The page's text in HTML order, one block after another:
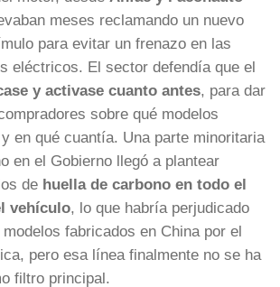
meses reclamando un nuevo
para evitar un frenazo en las
eléctricos. El sector defendía que el
y activase cuanto antes, para dar
sobre qué modelos
en qué cuantía. Una parte minoritaria
en el Gobierno llegó a plantear
de huella de carbono en todo el
vehículo, lo que habría perjudicado
fabricados en China por el
pero esa línea finalmente no se ha
filtro principal.